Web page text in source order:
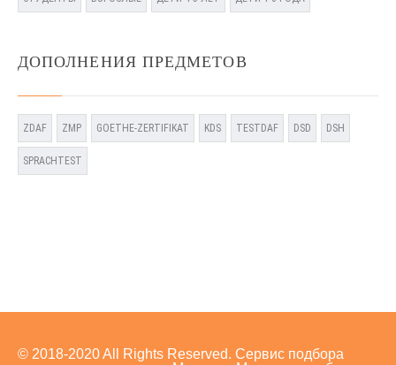
ДОПОЛНЕНИЯ ПРЕДМЕТОВ
ZDAF ZMP GOETHE-ZERTIFIKAT KDS TESTDAF DSD DSH
SPRACHTEST
© 2018-2020 All Rights Reserved. Сервис подбора